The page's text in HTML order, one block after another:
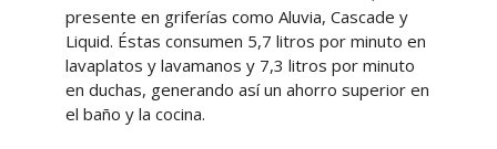
presente en griferías como Aluvia, Cascade y
Liquid. Éstas consumen 5,7 litros por minuto en
lavaplatos y lavamanos y 7,3 litros por minuto
en duchas, generando así un ahorro superior en
el baño y la cocina.